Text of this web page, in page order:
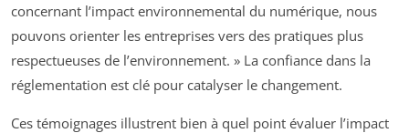
concernant l’impact environnemental du numérique, nous
pouvons orienter les entreprises vers des pratiques plus
respectueuses de l’environnement. » La confiance dans la
réglementation est clé pour catalyser le changement.
Ces témoignages illustrent bien à quel point évaluer l’impact